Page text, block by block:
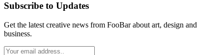
Subscribe to Updates
Get the latest creative news from FooBar about art, design and
business.